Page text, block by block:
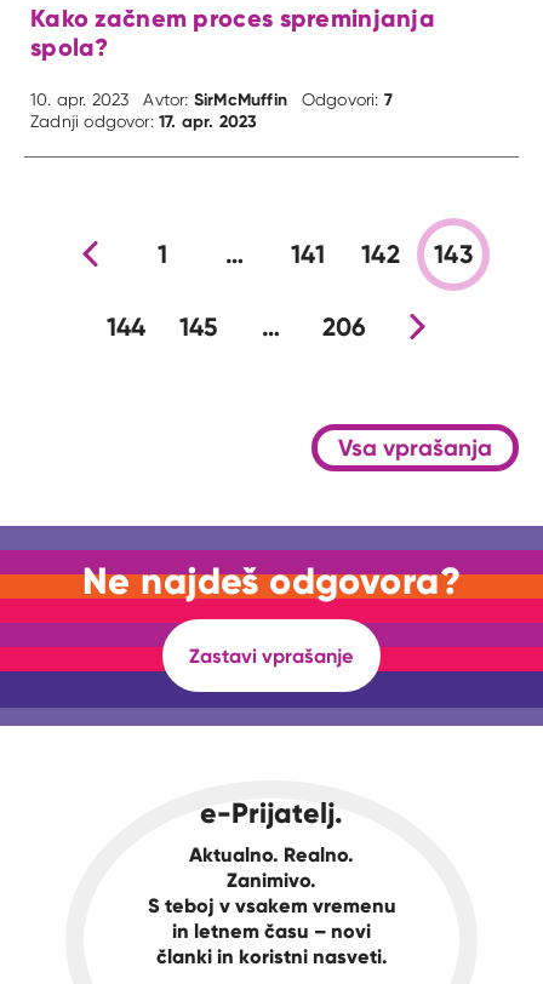
Kako začnem proces spreminjanja
spola?
10. apr. 2023 Avtor: SirMcMuffin Odgovori: 7
Zadnji odgovor:17. apr. 2023
Prejšnja stran
1 … 141 142 143
144 145 … 206Nova stran
Vsa vprašanja
Ne najdeš odgovora?
Zastavi vprašanje
e-Prijatelj.
Aktualno. Realno.
Zanimivo.
S teboj v vsakem vremenu
in letnem času – novi
članki in koristni nasveti.